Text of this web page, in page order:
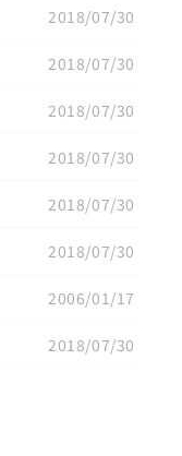
2018/07/30
2018/07/30
2018/07/30
2018/07/30
2018/07/30
2018/07/30
2006/01/17
2018/07/30